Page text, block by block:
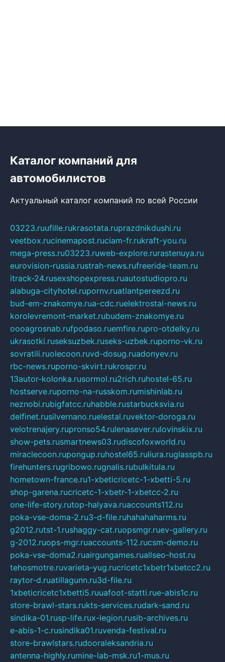
Каталог компаний для
автомобилистов
Актуальный каталог компаний по всей России
03223.ruufille.rukrasotata.ruprazdnikdushi.ru
veetbox.rucinemapost.ruciam-fr.rukraft-you.ru
mega-press.ru03223.ruweb-explore.rurastenuya.ru
eurovision-russia.rustrah-news.rufreeride-team.ru
itrack-24.rusexshopexpress.ruautostudiopro.ru
alabuga-cityhotel.rupornv.ruatlantpereezd.ru
bud-em-znakomye.rua-cdc.ruelektrostal-news.ru
korolevremont-market.rubudem-znakomye.ru
oooagrosnab.rufpodaso.ruemfire.rupro-otdelky.ru
ukrasotki.ruseksuzbek.ruseks-uzbek.ruporno-vk.ru
sovratili.ruolecoon.ruvd-dosug.ruadonyev.ru
rbc-news.ruporno-skvirt.rukrospr.ru
13autor-kolonka.rusormol.ru2rich.ruhostel-65.ru
hostserve.ruporno-na-russkom.rumishinlab.ru
neznobi.rubigfatcc.ruhabble.rustarbucksvia.ru
delfinet.rusilvernano.ruelestal.ruvektor-doroga.ru
velotrenajery.rupronso54.rulenasever.rulovinskix.ru
show-pets.rusmartnews03.rudiscofoxworld.ru
miraclecoon.rupongup.ruhostel65.ruliura.ruglasspb.ru
firehunters.rugribowo.rugnalis.rubulkitula.ru
hometown-france.ru1-xbeticricetc-1-xbetti-5.ru
shop-garena.rucricetc-1-xbetr-1-xbetcc-2.ru
one-life-story.rutop-halyava.ruaccounts112.ru
poka-vse-doma-2.ru3-d-file.ruhahahaharms.ru
g2012.rutst-1.rushaggy-cat.ruopsmgr.ruev-gallery.ru
g-2012.ruops-mgr.ruaccounts-112.rucsm-demo.ru
poka-vse-doma2.ruairgungames.ruallseo-host.ru
tehosmotre.ruvarieta-yug.rucricetc1xbetr1xbetcc2.ru
raytor-d.ruatillagunn.ru3d-file.ru
1xbeticricetc1xbetti5.ruuafoot-statti.rue-abis1c.ru
store-brawl-stars.rukts-services.rudark-sand.ru
sindika-01.rusp-life.rux-legion.rusib-archives.ru
e-abis-1-c.rusindika01.ruvenda-festival.ru
store-brawlstars.rudooraleksandria.ru
antenna-highly.rumine-lab-msk.ru1-mus.ru